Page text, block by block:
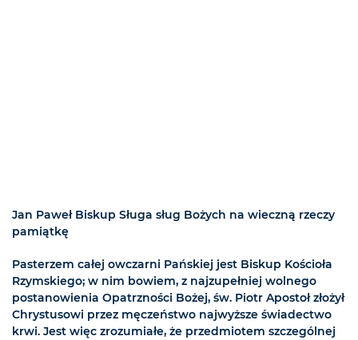
Jan Paweł Biskup Sługa sług Bożych na wieczną rzeczy
pamiątkę
Pasterzem całej owczarni Pańskiej jest Biskup Kościoła
Rzymskiego; w nim bowiem, z najzupełniej wolnego
postanowienia Opatrzności Bożej, św. Piotr Apostoł złożył
Chrystusowi przez męczeństwo najwyższe świadectwo
krwi. Jest więc zrozumiałe, że przedmiotem szczególnej